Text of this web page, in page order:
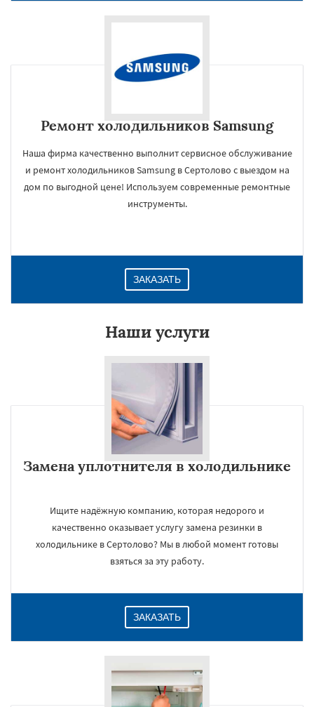
Ремонт холодильников Samsung
Наша фирма качественно выполнит сервисное обслуживание
и ремонт холодильников Samsung в Сертолово с выездом на
дом по выгодной цене! Используем современные ремонтные
инструменты.
ЗАКАЗАТЬ
Наши услуги
Замена уплотнителя в холодильнике
Ищите надёжную компанию, которая недорого и
качественно оказывает услугу замена резинки в
холодильнике в Сертолово? Мы в любой момент готовы
взяться за эту работу.
ЗАКАЗАТЬ